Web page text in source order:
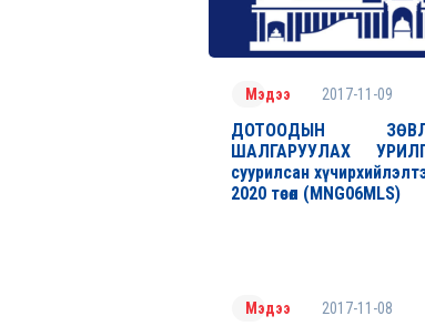
Мэдээ 2017-11-09
ДОТООДЫН
ШАЛГАРУУЛАХ
суурилсан
2020 төсөл (MNG06MLS)
Мэдээ 2017-11-08